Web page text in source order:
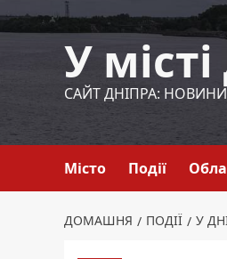
до
У
САЙТ ДНІПРА:
Місто Події
ДОМАШНЯ ПОДІЇ У